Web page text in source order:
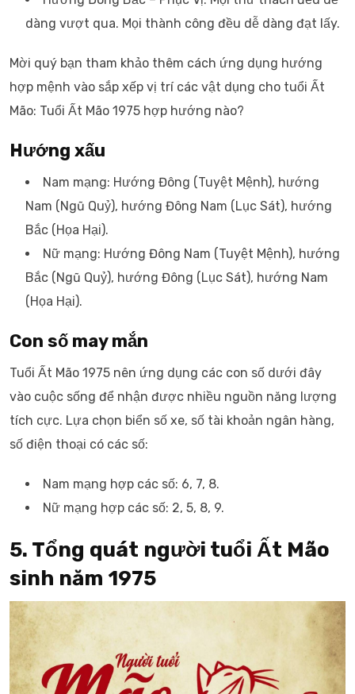
dàng vượt qua. Mọi thành công đều dễ dàng đạt lấy.
Mời quý bạn tham khảo thêm cách ứng dụng hướng
hợp mệnh vào sắp xếp vị trí các vật dụng cho tuổi Ất
Mão: Tuổi Ất Mão 1975 hợp hướng nào?
Hướng xấu
Nam mạng: Hướng Đông (Tuyệt Mệnh), hướng
Nam (Ngũ Quỷ), hướng Đông Nam (Lục Sát), hướng
Bắc (Họa Hại).
Nữ mạng: Hướng Đông Nam (Tuyệt Mệnh), hướng
Bắc (Ngũ Quỷ), hướng Đông (Lục Sát), hướng Nam
(Họa Hại).
Con số may mắn
Tuổi Ất Mão 1975 nên ứng dụng các con số dưới đây
vào cuộc sống để nhận được nhiều nguồn năng lượng
tích cực. Lựa chọn biển số xe, số tài khoản ngân hàng,
số điện thoại có các số:
Nam mạng hợp các số: 6, 7, 8.
Nữ mạng hợp các số: 2, 5, 8, 9.
5. Tổng quát người tuổi Ất Mão
sinh năm 1975